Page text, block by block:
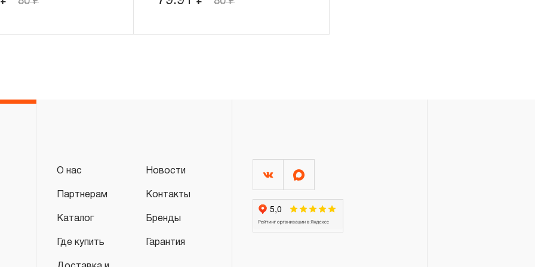
аккумуляторные батареи, фонари аккумуляторные, попадает под
действие «ограниченной гарантии», срок которой определен в
ДВЕНАДЦАТЬ месяцев.
3.4.6 На гидравлический инструмент (прессы, краны, цилиндры, насосы,
ограниченный срок гарантийного обслуживания, который для торговых
О нас Новости
Партнерам Контакты
Каталог Бренды
Где купить Гарантия